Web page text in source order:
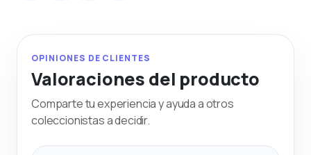
OPINIONES DE CLIENTES
Valoraciones del producto
Comparte tu experiencia y ayuda a otros
coleccionistas a decidir.